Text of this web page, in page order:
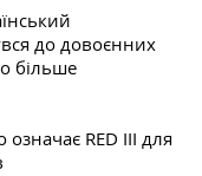
до довоєнних
більше
означає RED III для